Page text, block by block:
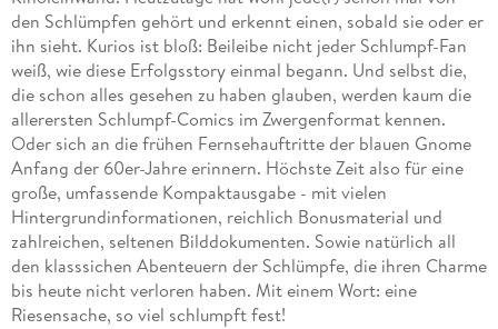
den Schlümpfen gehört und erkennt einen, sobald sie oder er
ihn sieht. Kurios ist bloß: Beileibe nicht jeder Schlumpf-Fan
weiß, wie diese Erfolgsstory einmal begann. Und selbst die,
die schon alles gesehen zu haben glauben, werden kaum die
allerersten Schlumpf-Comics im Zwergenformat kennen.
Oder sich an die frühen Fernsehauftritte der blauen Gnome
Anfang der 60er-Jahre erinnern. Höchste Zeit also für eine
große, umfassende Kompaktausgabe - mit vielen
Hintergrundinformationen, reichlich Bonusmaterial und
zahlreichen, seltenen Bilddokumenten. Sowie natürlich all
den klasssichen Abenteuern der Schlümpfe, die ihren Charme
bis heute nicht verloren haben. Mit einem Wort: eine
Riesensache, so viel schlumpft fest!